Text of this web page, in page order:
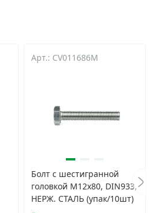
Арт.: CV011686M
Болт с шестигранной
головкой M12х80, DIN933,
НЕРЖ. СТАЛЬ (упак/10шт)